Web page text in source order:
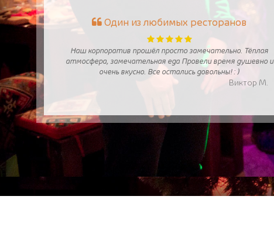
Один из любимых ресторанов
Наш корпоратив прошёл просто замечательно. Тёплая
атмосфера, замечательная еда Провели время душевно и
очень вкусно. Все остались довольны! : )
Виктор М.